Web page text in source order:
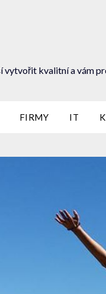
kvalitní a vám
FIRMY IT